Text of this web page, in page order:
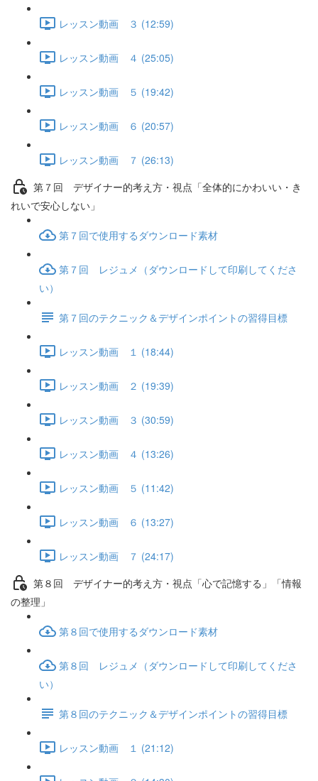
レッスン動画 ３ (12:59)
レッスン動画 ４ (25:05)
レッスン動画 ５ (19:42)
レッスン動画 ６ (20:57)
レッスン動画 ７ (26:13)
第７回 デザイナー的考え方・視点「全体的にかわいい・き
れいで安心しない」
第７回で使用するダウンロード素材
第７回 レジュメ（ダウンロードして印刷してくださ
い）
第７回のテクニック＆デザインポイントの習得目標
レッスン動画 １ (18:44)
レッスン動画 ２ (19:39)
レッスン動画 ３ (30:59)
レッスン動画 ４ (13:26)
レッスン動画 ５ (11:42)
レッスン動画 ６ (13:27)
レッスン動画 ７ (24:17)
第８回 デザイナー的考え方・視点「心で記憶する」「情報
の整理」
第８回で使用するダウンロード素材
第８回 レジュメ（ダウンロードして印刷してくださ
い）
第８回のテクニック＆デザインポイントの習得目標
レッスン動画 １ (21:12)